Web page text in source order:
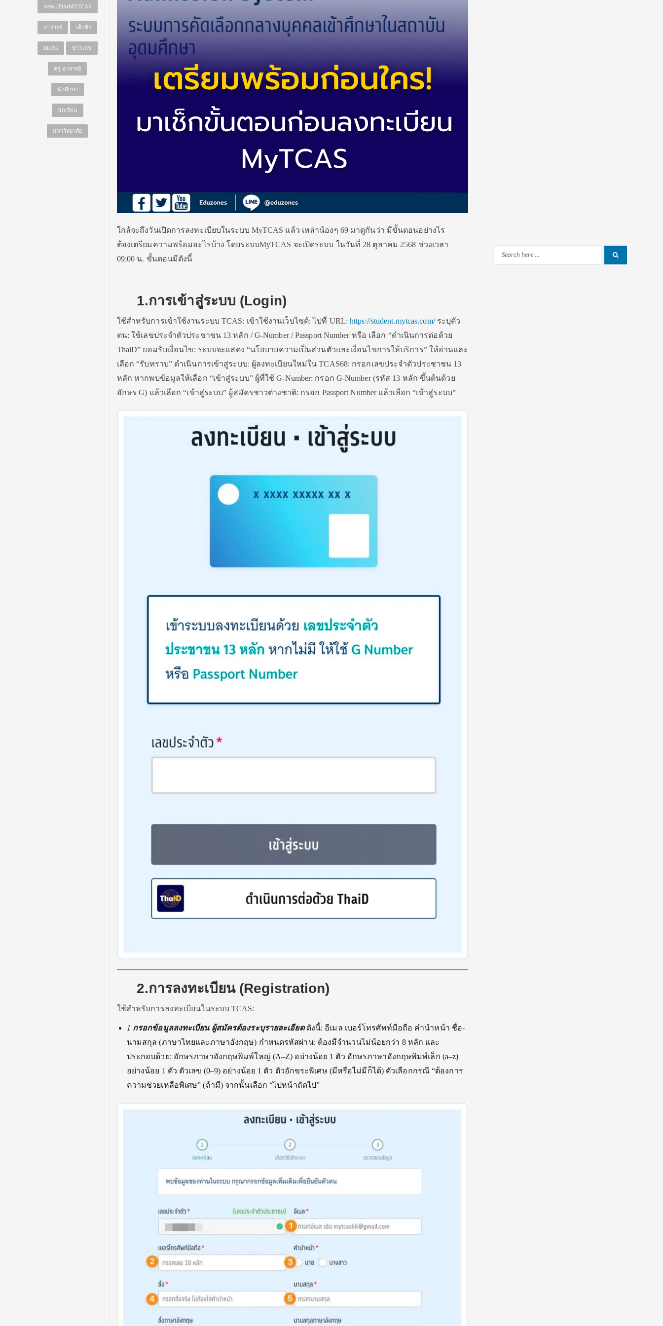
ลงทะเบียนMYTCAS
อาจารย์ เด็กซิ่ว
BLOG ข่าวเด่น
ครู-อาจารย์
นักศึกษา
นักเรียน
มหาวิทยาลัย
ใกล้จะถึงวันเปิดการลงทะเบียบในระบบ MyTCAS แล้ว เหล่าน้องๆ 69 มาดูกันว่า มีขั้นตอนอย่างไร
ต้องเตรียมความพร้อมอะไรบ้าง โดยระบบMyTCAS จะเปิดระบบ ในวันที่ 28 ตุลาคม 2568 ช่วงเวลา
09:00 น. ขั้นตอนมีดังนี้
1.การเข้าสู่ระบบ (Login)
ใช้สำหรับการเข้าใช้งานระบบ TCAS: เข้าใช้งานเว็บไซต์: ไปที่ URL:https://student.mytcas.com/ระบุตัว
ตน: ใช้เลขประจำตัวประชาชน 13 หลัก / G-Number / Passport Number หรือ เลือก “ดำเนินการต่อด้วย
ThaiD” ยอมรับเงื่อนไข: ระบบจะแสดง “นโยบายความเป็นส่วนตัวและเงื่อนไขการให้บริการ” ให้อ่านและ
เลือก “รับทราบ” ดำเนินการเข้าสู่ระบบ: ผู้ลงทะเบียนใหม่ใน TCAS68: กรอกเลขประจำตัวประชาชน 13
หลัก หากพบข้อมูลให้เลือก “เข้าสู่ระบบ” ผู้ที่ใช้ G-Number: กรอก G-Number (รหัส 13 หลัก ขึ้นต้นด้วย
อักษร G) แล้วเลือก “เข้าสู่ระบบ” ผู้สมัครชาวต่างชาติ: กรอก Passport Number แล้วเลือก “เข้าสู่ระบบ”
2.การลงทะเบียน (Registration)
ใช้สำหรับการลงทะเบียนในระบบ TCAS:
1 กรอกข้อมูลลงทะเบียน ผู้สมัครต้องระบุรายละเอียดดังนี้: อีเมล เบอร์โทรศัพท์มือถือ คำนำหน้า ชื่อ-
นามสกุล (ภาษาไทยและภาษาอังกฤษ) กำหนดรหัสผ่าน: ต้องมีจำนวนไม่น้อยกว่า 8 หลัก และ
ประกอบด้วย: อักษรภาษาอังกฤษพิมพ์ใหญ่ (A–Z) อย่างน้อย 1 ตัว อักษรภาษาอังกฤษพิมพ์เล็ก (a–z)
อย่างน้อย 1 ตัว ตัวเลข (0–9) อย่างน้อย 1 ตัว ตัวอักขระพิเศษ (มีหรือไม่มีก็ได้) ตัวเลือกกรณี “ต้องการ
ความช่วยเหลือพิเศษ” (ถ้ามี) จากนั้นเลือก “ไปหน้าถัดไป”
Search